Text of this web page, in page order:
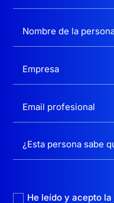
He leído y acepto la